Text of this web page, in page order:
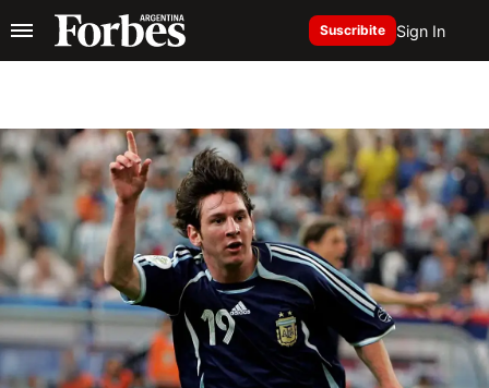
Suscribite Sign In